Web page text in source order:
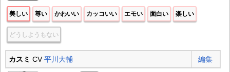
美しい 尊い かわいい カッコいい エモい 面白い 楽しい
どうしようもない
カスミ CV平川大輔 編集